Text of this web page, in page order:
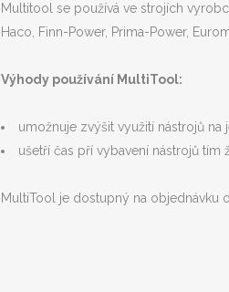
Multitool se používá ve strojích
Haco, Finn-Power, Prima-Power,
Výhody používání MultiTool:
umožnuje zvýšit využití nástrojů
ušetří čas pří vybavení nástrojů tím
MultiTool je dostupný na objednávku